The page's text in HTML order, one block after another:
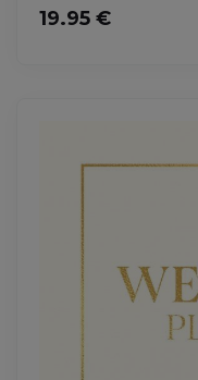
19.95 €